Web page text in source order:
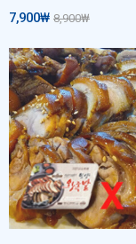
7,900₩ 8,900₩